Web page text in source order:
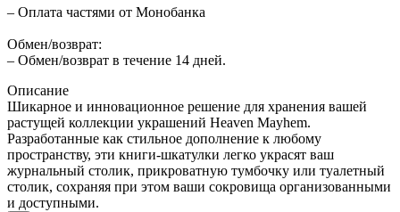
– Оплата частями от Монобанка
Обмен/возврат:
– Обмен/возврат в течение 14 дней.
Описание
Шикарное и инновационное решение для хранения вашей
растущей коллекции украшений Heaven Mayhem.
Разработанные как стильное дополнение к любому
пространству, эти книги-шкатулки легко украсят ваш
журнальный столик, прикроватную тумбочку или туалетный
столик, сохраняя при этом ваши сокровища организованными
и доступными.